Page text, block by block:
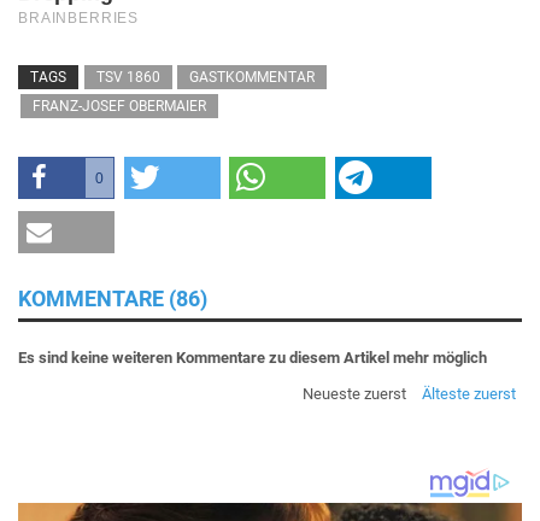
TAGS TSV 1860
GASTKOMMENTAR
FRANZ-JOSEF OBERMAIER
0
KOMMENTARE (86)
Es sind keine weiteren Kommentare zu diesem Artikel mehr möglich
Neueste zuerst
Älteste zuerst